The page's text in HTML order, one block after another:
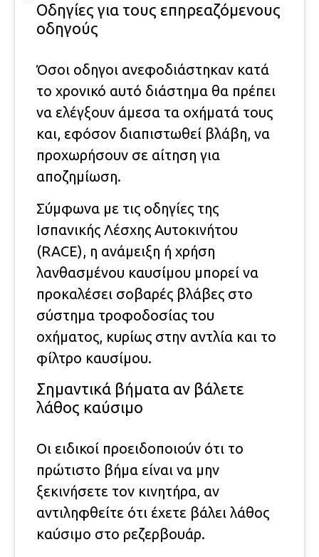
Οδηγίες για τους επηρεαζόμενους
οδηγούς
Όσοι οδηγοι ανεφοδιάστηκαν κατά
το χρονικό αυτό διάστημα θα πρέπει
να ελέγξουν άμεσα τα οχήματά τους
και, εφόσον διαπιστωθεί βλάβη, να
προχωρήσουν σε αίτηση για
αποζημίωση.
Σύμφωνα με τις οδηγίες της
Ισπανικής Λέσχης Αυτοκινήτου
(RACE), η ανάμειξη ή χρήση
λανθασμένου καυσίμου μπορεί να
προκαλέσει σοβαρές βλάβες στο
σύστημα τροφοδοσίας του
οχήματος, κυρίως στην αντλία και το
φίλτρο καυσίμου.
Σημαντικά βήματα αν βάλετε
λάθος καύσιμο
Οι ειδικοί προειδοποιούν ότι το
πρώτιστο βήμα είναι να μην
ξεκινήσετε τον κινητήρα, αν
αντιληφθείτε ότι έχετε βάλει λάθος
καύσιμο στο ρεζερβουάρ.